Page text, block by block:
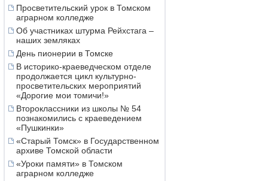
Просветительский урок в Томском
аграрном колледже
Об участниках штурма Рейхстага –
наших земляках
День пионерии в Томске
В историко-краеведческом отделе
продолжается цикл культурно-
просветительских мероприятий
«Дорогие мои томичи!»
Второклассники из школы № 54
познакомились с краеведением
«Пушкинки»
«Старый Томск» в Государственном
архиве Томской области
«Уроки памяти» в Томском
аграрном колледже